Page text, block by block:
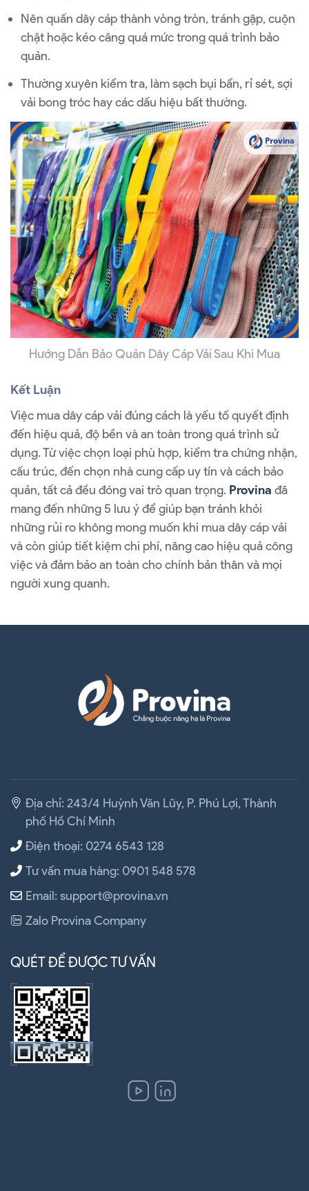
Nên quấn dây cáp thành vòng tròn, tránh gập, cuộn
chặt hoặc kéo căng quá mức trong quá trình bảo
quản.
Thường xuyên kiểm tra, làm sạch bụi bẩn, rỉ sét, sợi
vải bong tróc hay các dấu hiệu bất thường.
Hướng Dẫn Bảo Quản Dây Cáp Vải Sau Khi Mua
Kết Luận
Việc mua dây cáp vải đúng cách là yếu tố quyết định
đến hiệu quả, độ bền và an toàn trong quá trình sử
dụng. Từ việc chọn loại phù hợp, kiểm tra chứng nhận,
cấu trúc, đến chọn nhà cung cấp uy tín và cách bảo
quản, tất cả đều đóng vai trò quan trọng. Provina đã
mang đến những 5 lưu ý để giúp bạn tránh khỏi
những rủi ro không mong muốn khi mua dây cáp vải
và còn giúp tiết kiệm chi phí, nâng cao hiệu quả công
việc và đảm bảo an toàn cho chính bản thân và mọi
người xung quanh.
Địa chỉ: 243/4 Huỳnh Văn Lũy, P. Phú Lợi, Thành
phố Hồ Chí Minh
Điện thoại: 0274 6543 128
Tư vấn mua hàng: 0901 548 578
Email: support@provina.vn
Zalo Provina Company
QUÉT ĐỂ ĐƯỢC TƯ VẤN